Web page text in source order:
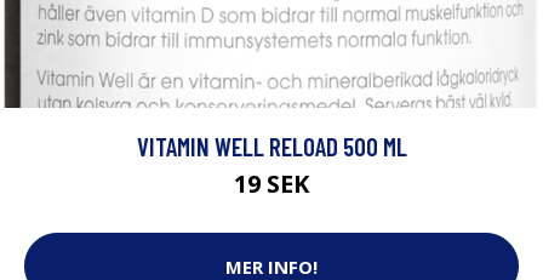
VITAMIN WELL RELOAD 500 ML
19 SEK
MER INFO!